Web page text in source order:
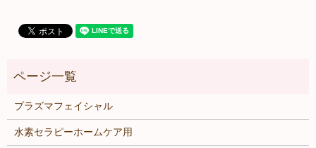
プラズマフェイシャル
水素セラピーホームケア用